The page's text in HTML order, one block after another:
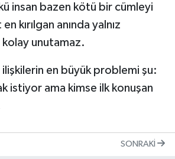
insan bazen kötü bir cümleyi
kırılgan anında yalnız
kolay unutamaz.
en büyük problemi şu:
istiyor ama kimse ilk konuşan
SONRAKI